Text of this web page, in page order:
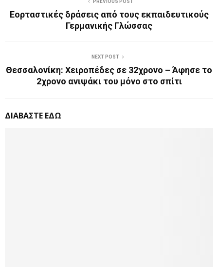
Εορταστικές δράσεις από τους εκπαιδευτικούς
Γερμανικής Γλώσσας
NEXT POST
Θεσσαλονίκη: Χειροπέδες σε 32χρονο – Άφησε το
2χρονο ανιψάκι του μόνο στο σπίτι
ΔΙΑΒΑΣΤΕ ΕΔΩ